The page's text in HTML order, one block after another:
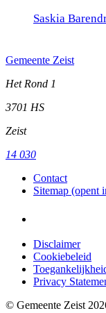
Saskia
Gemeente Zeist
Het Rond 1
3701 HS
Zeist
14 030
Contact
Sitemap (opent
Disclaimer
Cookiebeleid
Privacy
© Gemeente Zeist